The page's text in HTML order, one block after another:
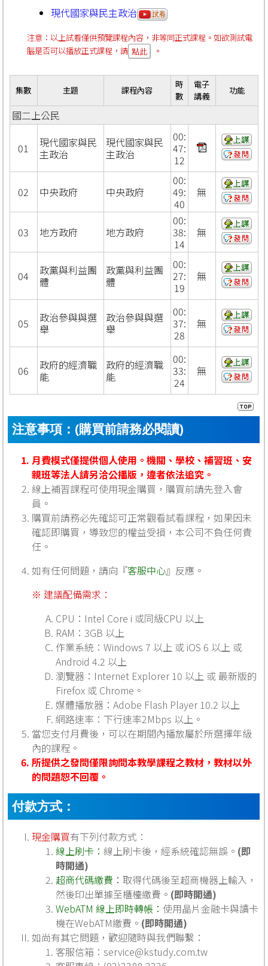
現代國家與民主政治
注意：以上試看僅供預覽課程內容，非等同正式課程。如欲測試電
腦是否可以播放正式課程，請 點此 。
集數 主題 課程內容
時
數
電子
講義
功能
國二上公民
01
現代國家與民
主政治
現代國家與民
主政治
00:
47:
12
02 中央政府 中央政府
00:
49:
40
無
03 地方政府 地方政府
00:
38:
14
無
04
政黨與利益團
體
政黨與利益團
體
00:
27:
19
無
05
政治參與與選
舉
政治參與與選
舉
00:
37:
28
無
06
政府的經濟職
能
政府的經濟職
能
00:
33:
24
無
注意事項：(購買前請務必閱讀)
月費模式僅提供個人使用。機關、學校、補習班、安
親班等法人請另洽公播版，違者依法追究。
線上補習課程可使用現金購買，購買前請先登入會
員。
購買前請務必先確認可正常觀看試看課程，如果因未
確認即購買，導致您的權益受損，本公司不負任何責
任。
如有任何問題，請向『客服中心』反應。
※ 建議配備需求：
CPU：Intel Core i 或同級CPU 以上
RAM：3GB 以上
作業系統：Windows 7 以上 或 iOS 6 以上 或
Android 4.2 以上
瀏覽器：Internet Explorer 10 以上 或 最新版的
Firefox 或 Chrome。
媒體播放器：Adobe Flash Player 10.2 以上
網路速率：下行速率2Mbps 以上。
當您支付月費後，可以在期間內播放屬於所選擇年級
內的課程。
所提供之發問僅限詢問本教學課程之教材，教材以外
的問題恕不回覆。
付款方式：
現金購買有下列付款方式：
線上刷卡：線上刷卡後，經系統確認無誤。 (即
時開通)
超商代碼繳費：取得代碼後至超商機器上輸入，
然後印出單據至櫃檯繳費。 (即時開通)
WebATM 線上即時轉帳：使用晶片金融卡與讀卡
機在WebATM繳費。 (即時開通)
如尚有其它問題，歡迎隨時與我們聯繫：
客服信箱：service@kstudy.com.tw